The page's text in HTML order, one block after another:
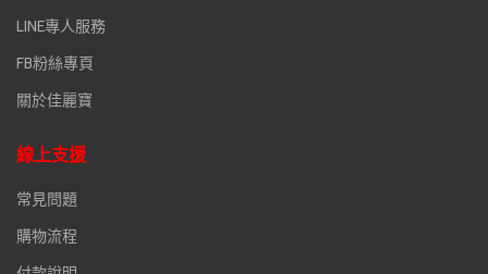
LINE專人服務
FB粉絲專頁
關於佳麗寶
線上支援
常見問題
購物流程